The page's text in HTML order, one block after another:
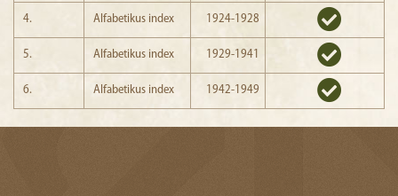
4. Alfabetikus index 1924-1928
5. Alfabetikus index 1929-1941
6. Alfabetikus index 1942-1949